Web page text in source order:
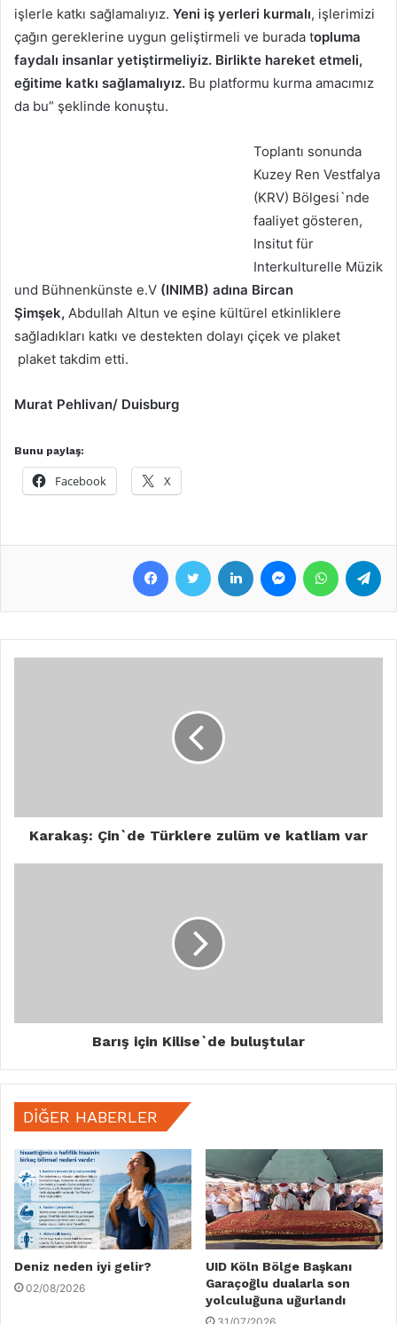
işlerle katkı sağlamalıyız. Yeni iş yerleri kurmalı, işlerimizi
çağın gereklerine uygun geliştirmeli ve burada topluma
faydalı insanlar yetiştirmeliyiz. Birlikte hareket etmeli,
eğitime katkı sağlamalıyız. Bu platformu kurma amacımız
da bu” şeklinde konuştu.
Toplantı sonunda
Kuzey Ren Vestfalya
(KRV) Bölgesi`nde
faaliyet gösteren,
Insitut für
Interkulturelle Müzik
und Bühnenkünste e.V (INIMB) adına Bircan
Şimşek, Abdullah Altun ve eşine kültürel etkinliklere
sağladıkları katkı ve destekten dolayı çiçek ve plaket
plaket takdim etti.
Murat Pehlivan/ Duisburg
Bunu paylaş:
Facebook X
Karakaş: Çin`de Türklere zulüm ve katliam var
Barış için Kilise`de buluştular
DIĞER HABERLER
Deniz neden iyi gelir?
02/08/2026
UID Köln Bölge Başkanı
Garaçoğlu dualarla son
yolculuğuna uğurlandı